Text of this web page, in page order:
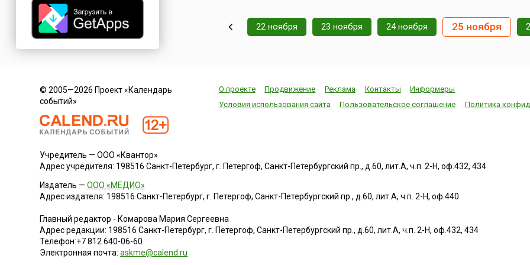
Кинематографии и
считается важнейшим
присуждение ...
войском герцога
Савойского и получению
праздники есть
народов и свои
22 ноября 23 ноября 24 ноября 25 ноября
© 2005—2026 Проект «Календарь
событий»
О проекте Продвижение Реклама Контакты
Информеры
Условия использования сайта
Пользовательское соглашение Политика
Учредитель — ООО «Квантор»
Адрес учредителя: 198516 Санкт-Петербург, г. Петергоф, Санкт-Петербургский пр., д.60, лит.А, ч.п. 2-Н, оф.432, 434
Издатель —ООО «МЕДИО»
Адрес издателя: 198516 Санкт-Петербург, г. Петергоф, Санкт-Петербургский пр., д.60, лит.А, ч.п. 2-Н, оф.440
Главный редактор - Комарова Мария Сергеевна
Адрес редакции: 198516 Санкт-Петербург, г. Петергоф,Санкт-Петербургский пр., д.60, лит.А, ч.п. 2-Н, оф.432, 434
Телефон:+7 812 640-06-60
Электронная почта:askme@calend.ru